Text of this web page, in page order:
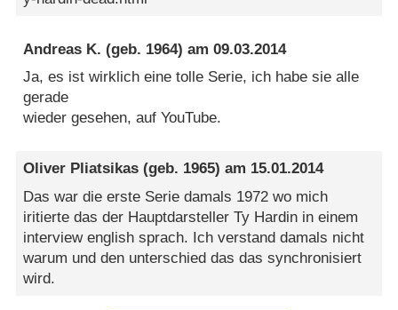
Andreas K. (geb. 1964) am09.03.2014
Ja, es ist wirklich eine tolle Serie, ich habe sie alle
gerade
wieder gesehen, auf YouTube.
Oliver Pliatsikas (geb. 1965) am 15.01.2014
Das war die erste Serie damals 1972 wo mich
iritierte das der Hauptdarsteller Ty Hardin in einem
interview english sprach. Ich verstand damals nicht
warum und den unterschied das das synchronisiert
wird.